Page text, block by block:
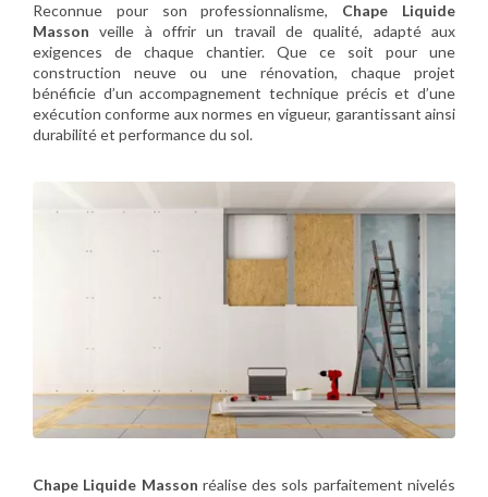
Reconnue pour son professionnalisme, Chape Liquide
Masson veille à offrir un travail de qualité, adapté aux
exigences de chaque chantier. Que ce soit pour une
construction neuve ou une rénovation, chaque projet
bénéficie d’un accompagnement technique précis et d’une
exécution conforme aux normes en vigueur, garantissant ainsi
durabilité et performance du sol.
Chape Liquide Masson réalise des sols parfaitement nivelés